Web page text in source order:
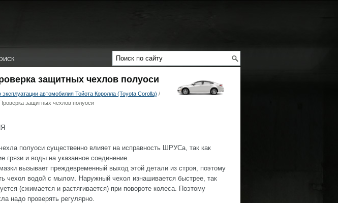
защитных чехлов полуоси
эксплуатации автомобилия Тойота Королла (Toyota Corolla) /
защитных чехлов полуоси
полуоси существенно влияет на исправность ШРУСа, так как
грязи и воды на указанное соединение.
вызывает преждевременный выход этой детали из строя, поэтому
чехол водой с мылом. Наружный чехол изнашивается быстрее, так
(сжимается и растягивается) при повороте колеса. Поэтому
надо проверять регулярно.